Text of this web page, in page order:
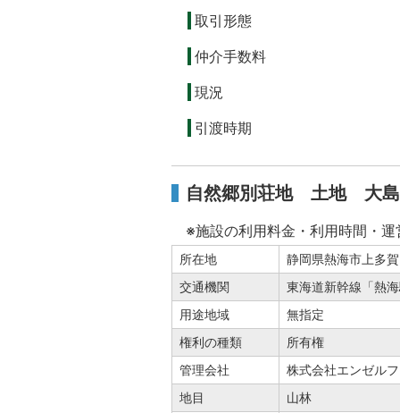
取引形態
仲介手数料
現況
引渡時期
自然郷別荘地 土地 大島
※施設の利用料金・利用時間・
所在地
静岡県熱海市上多賀
交通機関
東海道新幹線「熱
用途地域
無指定
権利の種類
所有権
管理会社
株式会社エンゼル
地目
山林